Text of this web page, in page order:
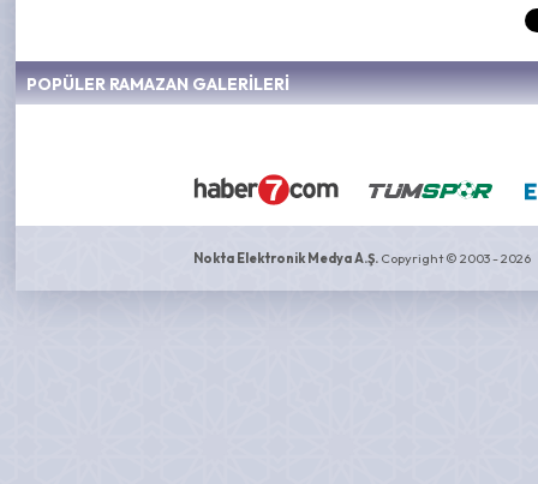
POPÜLER RAMAZAN GALERİLERİ
Nokta Elektronik Medya A.Ş. Copyright © 2003 - 2026